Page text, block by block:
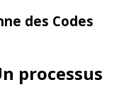
des Codes
processus